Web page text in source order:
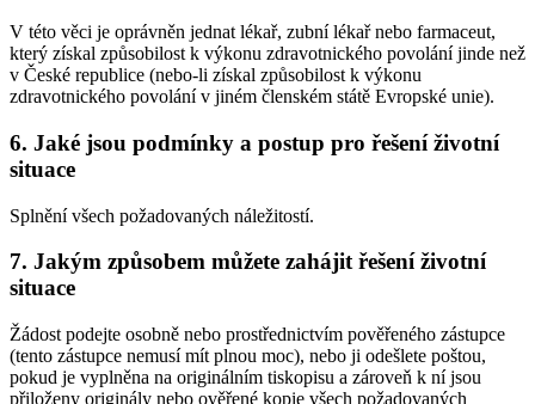
V této věci je oprávněn jednat lékař, zubní lékař nebo farmaceut,
který získal způsobilost k výkonu zdravotnického povolání jinde než
v České republice (nebo-li získal způsobilost k výkonu
zdravotnického povolání v jiném členském státě Evropské unie).
6. Jaké jsou podmínky a postup pro řešení životní
situace
Splnění všech požadovaných náležitostí.
7. Jakým způsobem můžete zahájit řešení životní
situace
Žádost podejte osobně nebo prostřednictvím pověřeného zástupce
(tento zástupce nemusí mít plnou moc), nebo ji odešlete poštou,
pokud je vyplněna na originálním tiskopisu a zároveň k ní jsou
přiloženy originály nebo ověřené kopie všech požadovaných